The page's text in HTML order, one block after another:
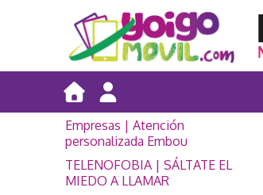
Empresas | Atención
personalizada Embou
TELENOFOBIA | SÁLTATE EL
MIEDO A LLAMAR